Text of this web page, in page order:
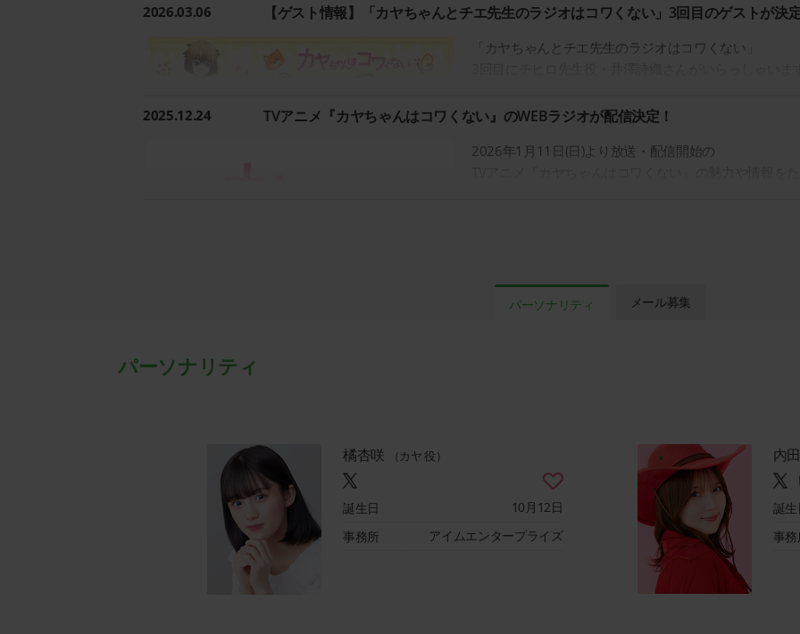
2026.03.06 【ゲスト情報】「カヤちゃんとチエ先生のラジオはコワくない」3回目のゲストが決
「カヤちゃんとチエ先生のラジオはコワくない」
出演者へのメッセージや各コーナー宛のメールを大募集
2025.12.24 TVアニメ『カヤちゃんはコワくない』のWEBラジオが配信決定！
2026年1月11日(日)より放送・配信開始の
橘杏咲(カヤ 役)
パーソナリティ メール募集
パーソナリティ
橘杏咲 （カヤ 役）
誕生日
10月12日
事務所
アイムエンタープライズ
内
誕生
事務